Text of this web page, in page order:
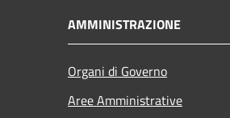
AMMINISTRAZIONE
Organi di Governo
Aree Amministrative